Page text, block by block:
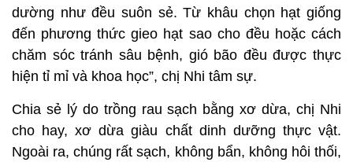
dường như đều suôn sẻ. Từ khâu chọn hạt giống
đến phương thức gieo hạt sao cho đều hoặc cách
chăm sóc tránh sâu bệnh, gió bão đều được thực
hiện tỉ mỉ và khoa học”, chị Nhi tâm sự.
Chia sẻ lý do trồng rau sạch bằng xơ dừa, chị Nhi
cho hay, xơ dừa giàu chất dinh dưỡng thực vật.
Ngoài ra, chúng rất sạch, không bẩn, không hôi thối,